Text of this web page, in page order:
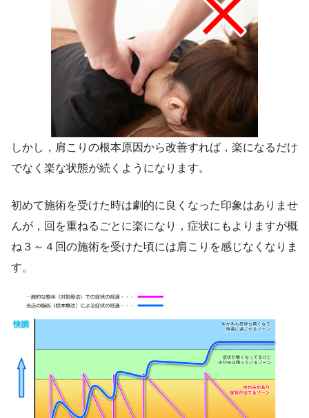
しかし，肩こりの根本原因から改善すれば，楽になるだけ
でなく楽な状態が続くようになります。
初めて施術を受けた時は劇的に良くなった印象はありませ
んが，回を重ねるごとに楽になり，症状にもよりますが概
ね３～４回の施術を受けた頃には肩こりを感じなくなりま
す。